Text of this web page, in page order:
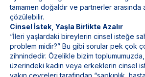
tamamen doğaldır ve partnerler arasında
çözülebilir.
Cinsel İstek, Yaşla Birlikte Azalır
“İleri yaşlardaki bireylerin cinsel isteğe
problem midir?” Bu gibi sorular pek çok
zihnindedir. Özelikle bizim
üzerindeki kadın veya erkeklerin cinsel
yakın çevreleri tarafından “sapkınlık,